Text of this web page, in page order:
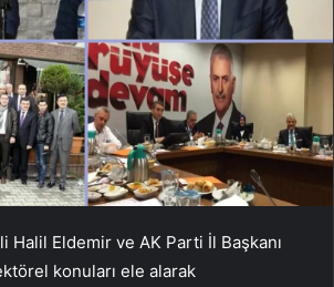
Halil Eldemir ve AK Parti İl Başkanı
konuları ele alarak